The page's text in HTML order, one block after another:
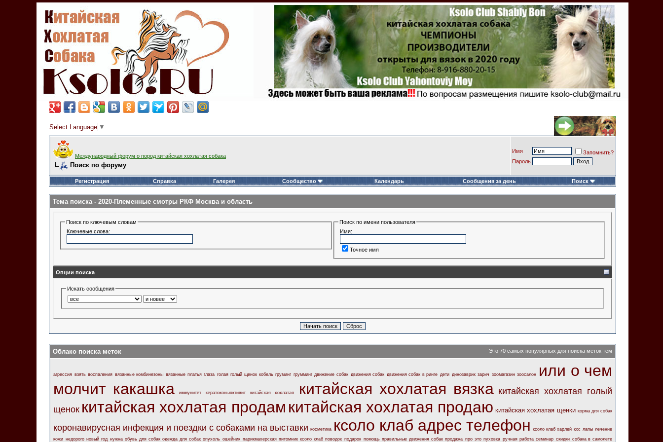
Select Language ▼
Международный форум о пород китайская хохлатая собака
Поиск по форуму
Имя
Запомнить?
Пароль
Регистрация Справка Галерея Сообщество Календарь Сообщения за день Поиск
Тема поиска - 2020-Племенные смотры РКФ Москва и область
Поиск по ключевым словам
Ключевые слова:
Поиск по имени пользователя
Имя:
Точное имя
Опции поиска
Искать сообщения
Это 70 самых популярных для поиска меток тем
Облако поиска меток
агрессия взять воспаления вязанные комбинезоны вязанные платья глаза голая голый щенок кобель груминг грумминг движение собак движения собак движения собак в ринге дети динозаврик зарич зоомагазин зоосалон
или о чем
молчит какашка
иммунитет кератоконьюктивит китайская хохлатая китайская хохлатая вязка китайская хохлатая голый
щенок китайская хохлатая продам китайская хохлатая продаю китайская хохлатая щенки корма для собак
коронавирусная инфекция и поездки с собаками на выставки косметика ксоло клаб адрес телефон ксоло клаб харлей кхс лапы лечение
кожи недорого новый год нужна обувь для собак одежда для собак опухоль ошейник парикмахерская питомник ксоло клаб поводок подарок помощь правильные движения собак продажа про это пуховка ручная работа семинар скидки собака в самолете